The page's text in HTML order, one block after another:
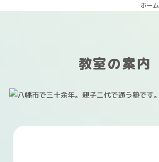
ホーム
教室の案内